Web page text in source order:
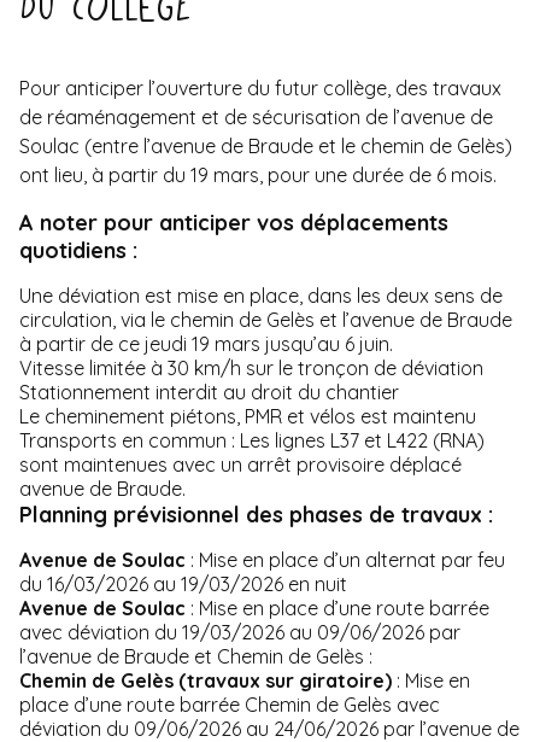
du collège
Pour anticiper l’ouverture du futur collège, des travaux
de réaménagement et de sécurisation de l’avenue de
Soulac (entre l’avenue de Braude et le chemin de Gelès)
ont lieu, à partir du 19 mars, pour une durée de 6 mois.
A noter pour anticiper vos déplacements
quotidiens :
Une déviation est mise en place, dans les deux sens de
circulation, via le chemin de Gelès et l’avenue de Braude
à partir de ce jeudi 19 mars jusqu’au 6 juin.
Vitesse limitée à 30 km/h sur le tronçon de déviation
Stationnement interdit au droit du chantier
Le cheminement piétons, PMR et vélos est maintenu
Transports en commun : Les lignes L37 et L422 (RNA)
sont maintenues avec un arrêt provisoire déplacé
avenue de Braude.
Planning prévisionnel des phases de travaux :
Avenue de Soulac : Mise en place d’un alternat par feu
du 16/03/2026 au 19/03/2026 en nuit
Avenue de Soulac : Mise en place d’une route barrée
avec déviation du 19/03/2026 au 09/06/2026 par
l’avenue de Braude et Chemin de Gelès :
Chemin de Gelès (travaux sur giratoire) : Mise en
place d’une route barrée Chemin de Gelès avec
déviation du 09/06/2026 au 24/06/2026 par l’avenue de